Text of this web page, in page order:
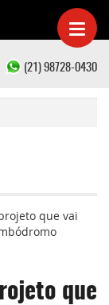
(21) 98728-0430
que vai
que